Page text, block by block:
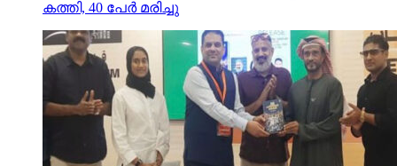
കത്തി, 40 പേര്‍ മരിച്ചു